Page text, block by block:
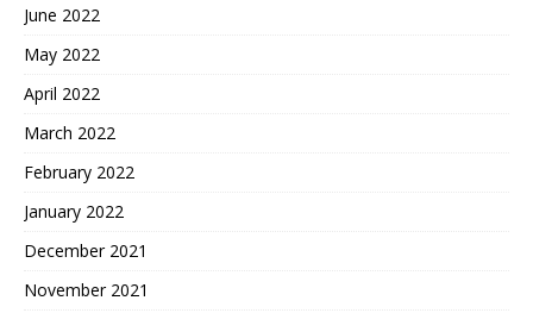
June 2022
May 2022
April 2022
March 2022
February 2022
January 2022
December 2021
November 2021